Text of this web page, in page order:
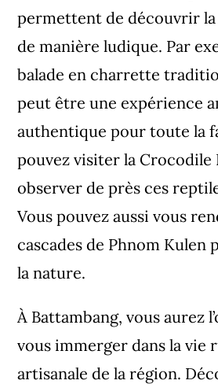
permettent de découvrir
de manière ludique. Par
balade en charrette
peut être une expérience
authentique pour toute la
pouvez visiter la Crocodile
observer de près ces
Vous pouvez aussi vous
cascades de Phnom
la nature.
À Battambang, vous aurez
vous immerger dans la vie
artisanale de la région.